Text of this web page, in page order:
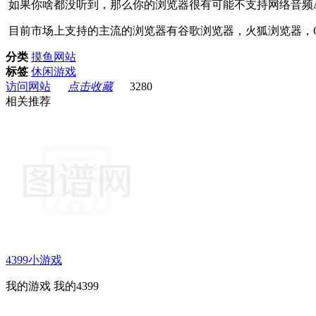
如果你啥都没听到，那么你的浏览器很有可能不支持网络音频
目前市场上支持的主流的浏览器有谷歌浏览器，火狐浏览器，
分类 摸鱼网站
标签 休闲游戏
访问网站
点击收藏
3280
相关推荐
4399小游戏
我的游戏 我的4399